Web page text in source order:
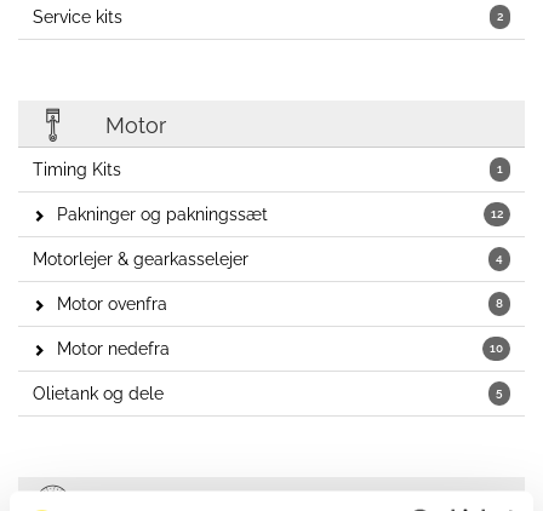
2
Service kits
Motor
1
Timing Kits
12
Pakninger og pakningssæt
4
Motorlejer & gearkasselejer
8
Motor ovenfra
10
Motor nedefra
5
Olietank og dele